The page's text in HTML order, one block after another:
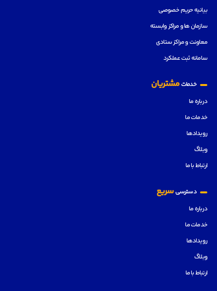
بیانیه حریم خصوصی
سازمان ها و مراکز وابسته
معاونت و مراکز ستادی
سامانه ثبت عملکرد
خدماتمشتریان
درباره ما
خدمات ما
رویدادها
وبلاگ
ارتباط با ما
دسترسیسریع
درباره ما
خدمات ما
رویدادها
وبلاگ
ارتباط با ما